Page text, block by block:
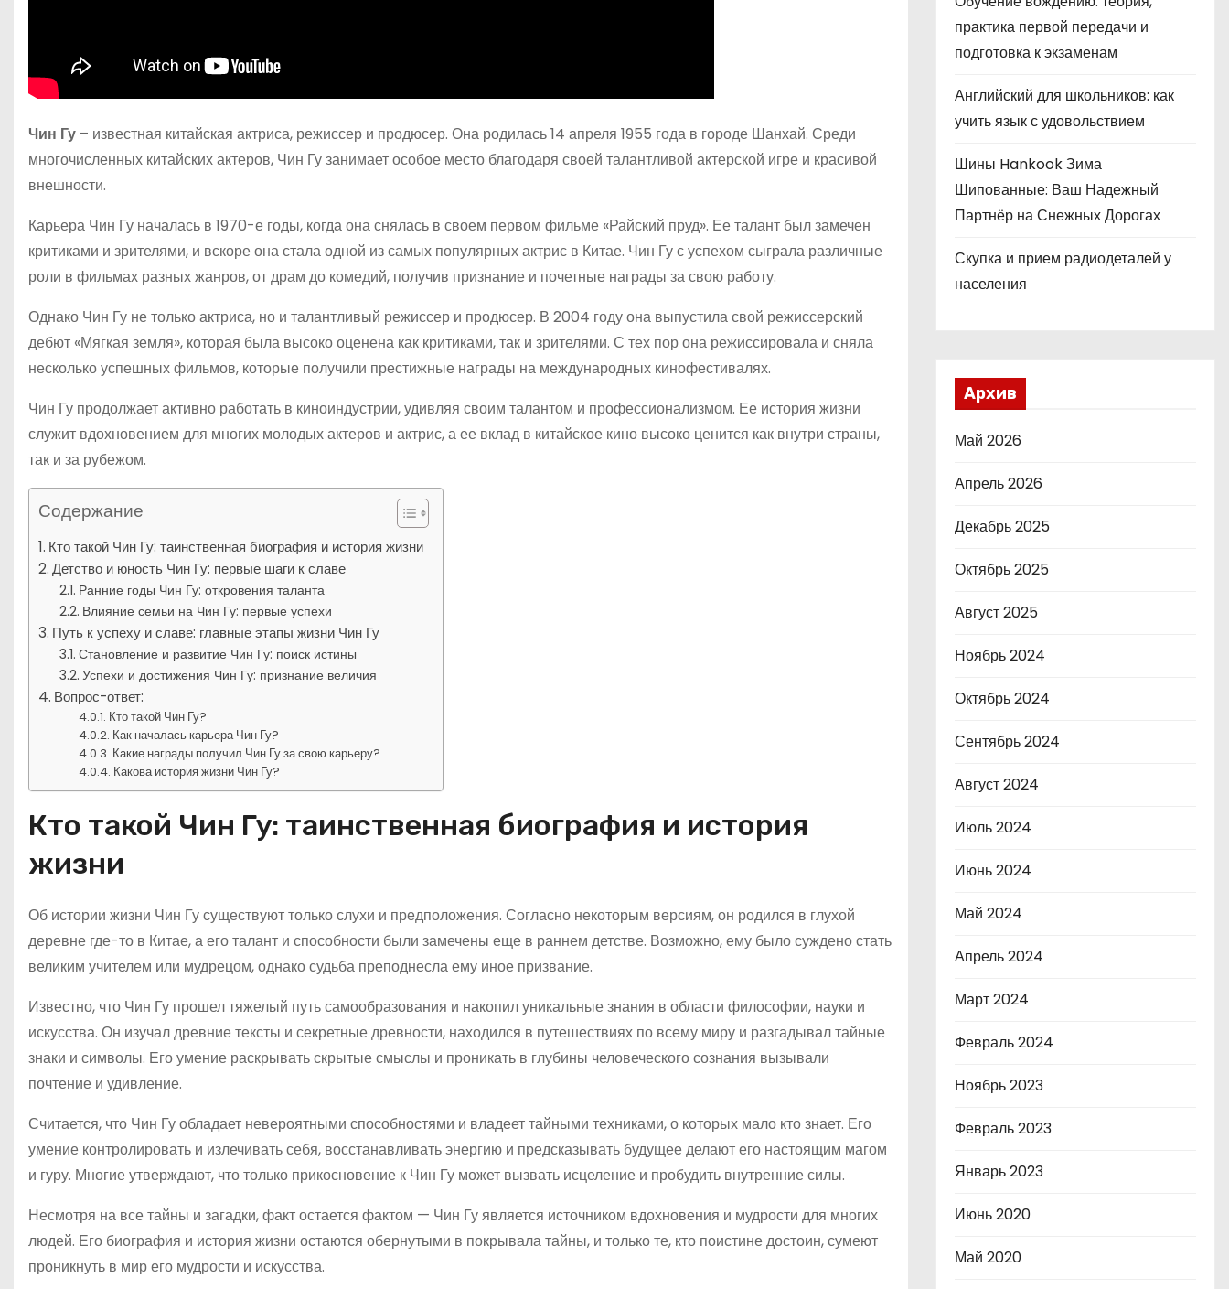
Чин Гу – известная китайская актриса, режиссер и продюсер. Она родилась 14 апреля 1955 года в городе Шанхай. Среди
многочисленных китайских актеров, Чин Гу занимает особое место благодаря своей талантливой актерской игре и красивой
внешности.
Карьера Чин Гу началась в 1970-е годы, когда она снялась в своем первом фильме «Райский пруд». Ее талант был замечен
критиками и зрителями, и вскоре она стала одной из самых популярных актрис в Китае. Чин Гу с успехом сыграла различные
роли в фильмах разных жанров, от драм до комедий, получив признание и почетные награды за свою работу.
Однако Чин Гу не только актриса, но и талантливый режиссер и продюсер. В 2004 году она выпустила свой режиссерский
дебют «Мягкая земля», которая была высоко оценена как критиками, так и зрителями. С тех пор она режиссировала и сняла
несколько успешных фильмов, которые получили престижные награды на международных кинофестивалях.
Чин Гу продолжает активно работать в киноиндустрии, удивляя своим талантом и профессионализмом. Ее история жизни
служит вдохновением для многих молодых актеров и актрис, а ее вклад в китайское кино высоко ценится как внутри страны,
так и за рубежом.
Содержание
Кто такой Чин Гу: таинственная биография и история жизни
Детство и юность Чин Гу: первые шаги к славе
Ранние годы Чин Гу: откровения таланта
Влияние семьи на Чин Гу: первые успехи
Путь к успеху и славе: главные этапы жизни Чин Гу
Становление и развитие Чин Гу: поиск истины
Успехи и достижения Чин Гу: признание величия
Вопрос-ответ:
Кто такой Чин Гу?
Как началась карьера Чин Гу?
Какие награды получил Чин Гу за свою карьеру?
Какова история жизни Чин Гу?
Кто такой Чин Гу: таинственная биография и история
жизни
Об истории жизни Чин Гу существуют только слухи и предположения. Согласно некоторым версиям, он родился в глухой
деревне где-то в Китае, а его талант и способности были замечены еще в раннем детстве. Возможно, ему было суждено стать
великим учителем или мудрецом, однако судьба преподнесла ему иное призвание.
Известно, что Чин Гу прошел тяжелый путь самообразования и накопил уникальные знания в области философии, науки и
искусства. Он изучал древние тексты и секретные древности, находился в путешествиях по всему миру и разгадывал тайные
знаки и символы. Его умение раскрывать скрытые смыслы и проникать в глубины человеческого сознания вызывали
почтение и удивление.
Считается, что Чин Гу обладает невероятными способностями и владеет тайными техниками, о которых мало кто знает. Его
умение контролировать и излечивать себя, восстанавливать энергию и предсказывать будущее делают его настоящим магом
и гуру. Многие утверждают, что только прикосновение к Чин Гу может вызвать исцеление и пробудить внутренние силы.
Несмотря на все тайны и загадки, факт остается фактом — Чин Гу является источником вдохновения и мудрости для многих
людей. Его биография и история жизни остаются обернутыми в покрывала тайны, и только те, кто поистине достоин, сумеют
проникнуть в мир его мудрости и искусства.
практика первой передачи и
подготовка к экзаменам
Английский для школьников: как
учить язык с удовольствием
Шины Hankook Зима
Шипованные: Ваш Надежный
Партнёр на Снежных Дорогах
Скупка и прием радиодеталей у
населения
Архив
Май 2026
Апрель 2026
Декабрь 2025
Октябрь 2025
Август 2025
Ноябрь 2024
Октябрь 2024
Сентябрь 2024
Август 2024
Июль 2024
Июнь 2024
Май 2024
Апрель 2024
Март 2024
Февраль 2024
Ноябрь 2023
Февраль 2023
Январь 2023
Июнь 2020
Май 2020